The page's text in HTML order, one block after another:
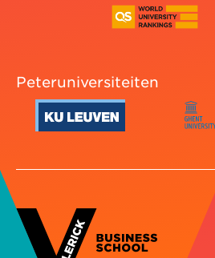
Peteruniversiteiten